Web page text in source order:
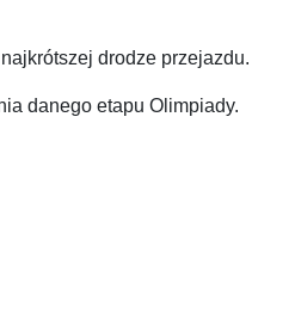
drodze przejazdu.
danego etapu Olimpiady.